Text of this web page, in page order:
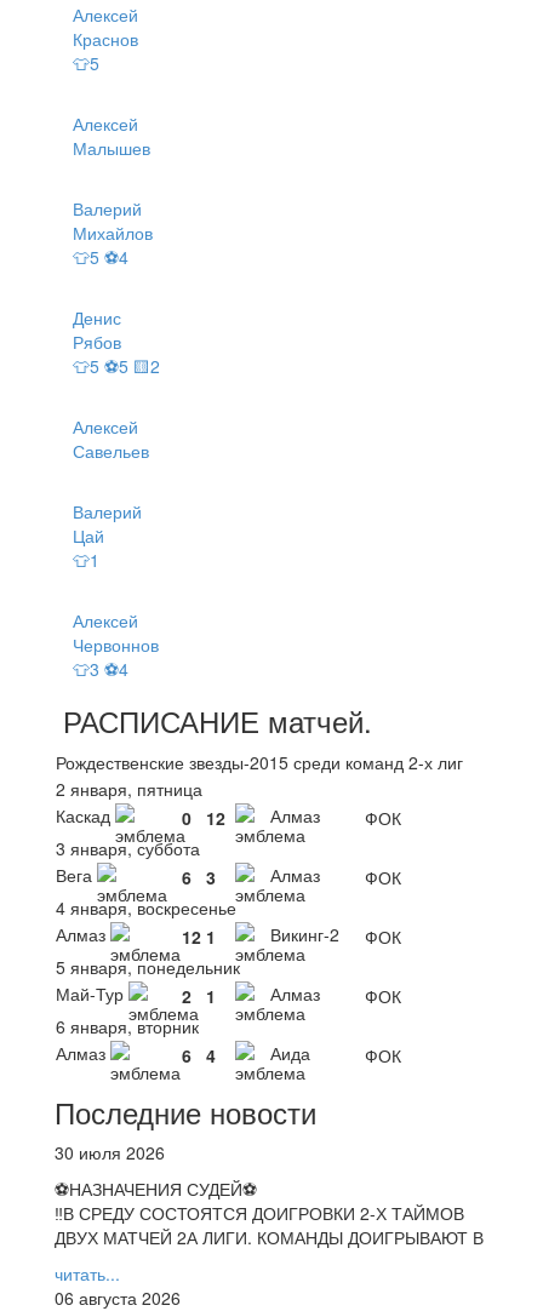
Алексей
Краснов
👕5
Алексей
Малышев
Валерий
Михайлов
👕5 ⚽4
Денис
Рябов
👕5 ⚽5 🟨2
Алексей
Савельев
Валерий
Цай
👕1
Алексей
Червоннов
👕3 ⚽4
РАСПИСАНИЕ матчей.
Рождественские звезды-2015 среди команд 2-х лиг
2 января, пятница
Каскад
0 12 Алмаз
ФОК
3 января, суббота
Вега
6 3 Алмаз
ФОК
4 января, воскресенье
Алмаз
12 1 Викинг-2
ФОК
5 января, понедельник
Май-Тур
2 1 Алмаз
ФОК
6 января, вторник
Алмаз
6 4 Аида ФОК
Последние новости
30 июля 2026
⚽НАЗНАЧЕНИЯ СУДЕЙ⚽
‼В СРЕДУ СОСТОЯТСЯ ДОИГРОВКИ 2-Х ТАЙМОВ
ДВУХ МАТЧЕЙ 2А ЛИГИ. КОМАНДЫ ДОИГРЫВАЮТ В
читать...
06 августа 2026